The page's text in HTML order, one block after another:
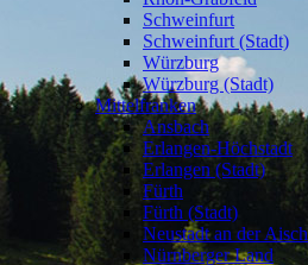
Schweinfurt
Schweinfurt (Stadt)
Würzburg
Würzburg (Stadt)
Mittelfranken
Ansbach
Erlangen-Höchstadt
Erlangen (Stadt)
Fürth
Fürth (Stadt)
Neustadt an der Aisch
Nürnberger Land